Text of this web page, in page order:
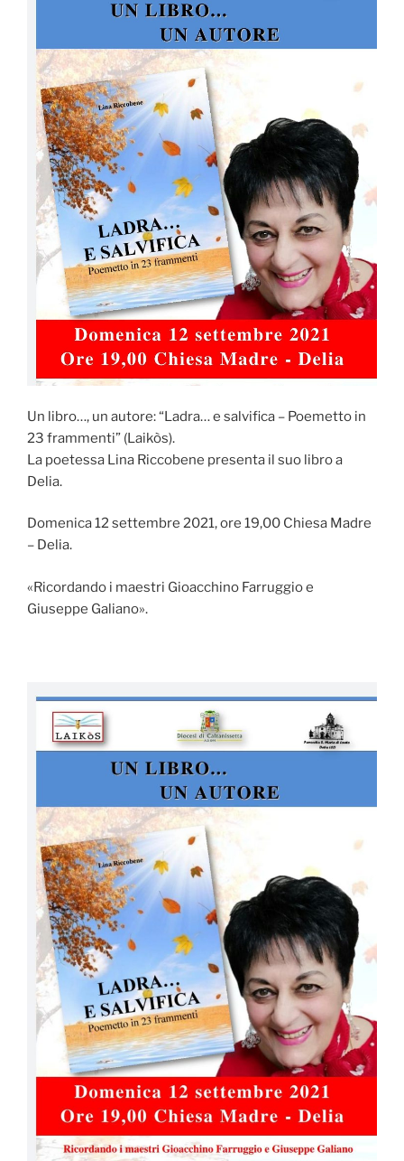
Un libro…, un autore: “Ladra… e salvifica – Poemetto in
23 frammenti” (Laikòs).
La poetessa Lina Riccobene presenta il suo libro a
Delia.
Domenica 12 settembre 2021, ore 19,00 Chiesa Madre
– Delia.
«Ricordando i maestri Gioacchino Farruggio e
Giuseppe Galiano».